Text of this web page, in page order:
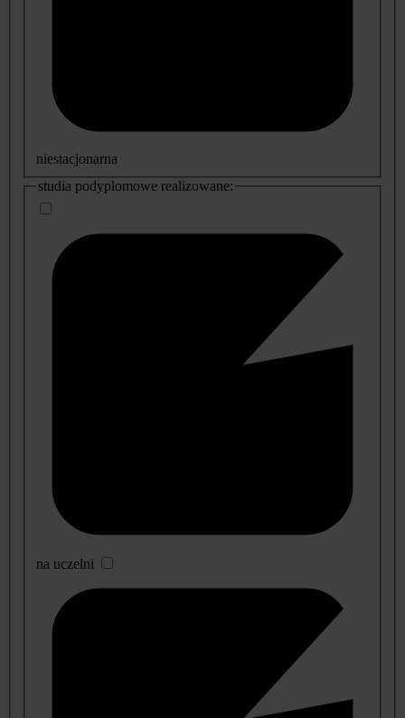
niestacjonarna
studia podyplomowe realizowane:
na uczelni